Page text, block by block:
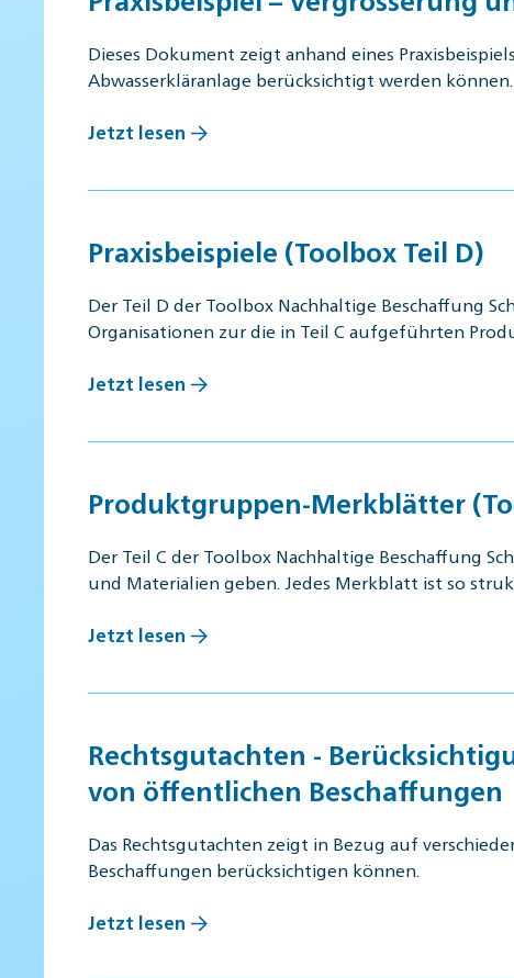
Dieses Dokument zeigt anhand eines
Abwasserkläranlage berücksichtigt werden können.
Jetzt lesen
Praxisbeispiele (Toolbox Teil D)
Der Teil D der Toolbox Nachhaltige Beschaffung
Organisationen zur die in Teil C aufgeführten
Jetzt lesen
Produktgruppen-Merkblätter
Der Teil C der Toolbox Nachhaltige Beschaffung
und Materialien geben. Jedes Merkblatt ist so
Jetzt lesen
Rechtsgutachten -
von öffentlichen Beschaffungen
Das Rechtsgutachten zeigt in Bezug auf
Beschaffungen berücksichtigen können.
Jetzt lesen